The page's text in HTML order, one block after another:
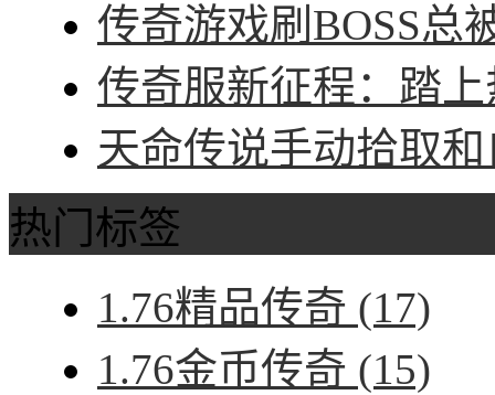
传奇游戏刷BOSS总
传奇服新征程：踏
天命传说手动拾取
热门标签
1.76精品传奇 (17)
1.76金币传奇 (15)